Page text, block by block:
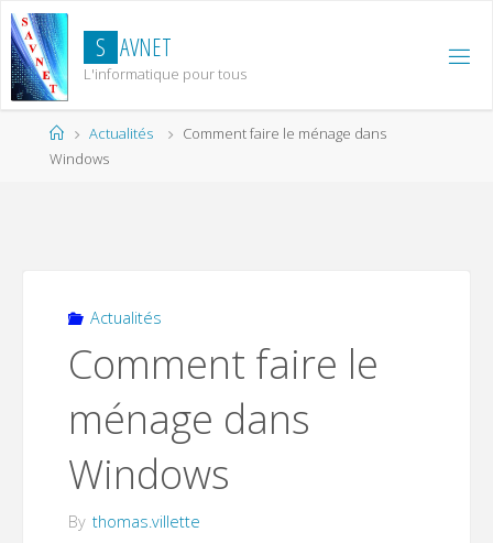
Skip
to
content
S AVNET
L'informatique pour tous
HomeActualités
Comment faire le ménage dans
Windows
Actualités
Comment faire le
ménage dans
Windows
By thomas.villette